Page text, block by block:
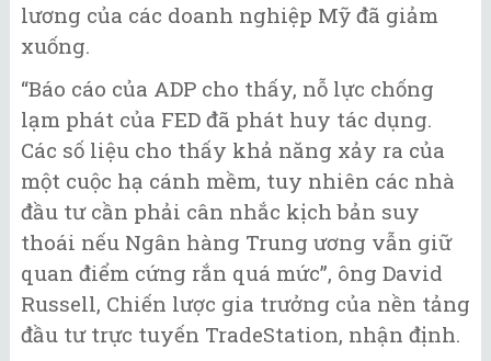
lương của các doanh nghiệp Mỹ đã giảm
xuống.
“Báo cáo của ADP cho thấy, nỗ lực chống
lạm phát của FED đã phát huy tác dụng.
Các số liệu cho thấy khả năng xảy ra của
một cuộc hạ cánh mềm, tuy nhiên các nhà
đầu tư cần phải cân nhắc kịch bản suy
thoái nếu Ngân hàng Trung ương vẫn giữ
quan điểm cứng rắn quá mức”, ông David
Russell, Chiến lược gia trưởng của nền tảng
đầu tư trực tuyến TradeStation, nhận định.